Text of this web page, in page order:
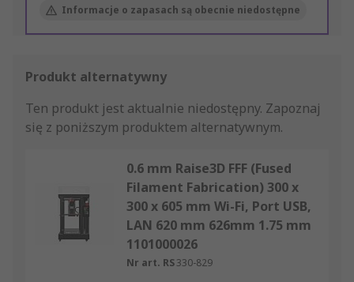
Informacje o zapasach są obecnie niedostępne
Produkt alternatywny
Ten produkt jest aktualnie niedostępny. Zapoznaj
się z poniższym produktem alternatywnym.
0.6 mm Raise3D FFF (Fused
Filament Fabrication) 300 x
300 x 605 mm Wi-Fi, Port USB,
LAN 620 mm 626mm 1.75 mm
1101000026
Nr art. RS330-829